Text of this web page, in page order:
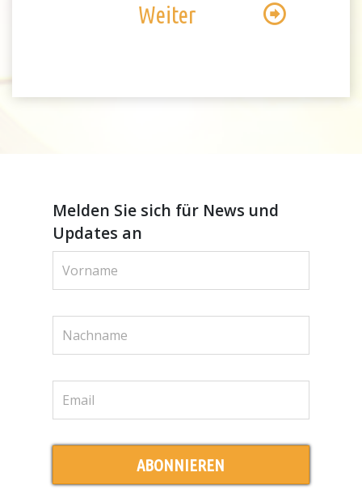
Weiter
Melden Sie sich für News und
Updates an
ABONNIEREN